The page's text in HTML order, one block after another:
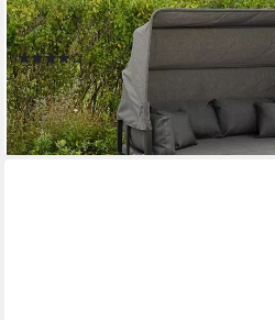
Gartenlounge-Set Argos Insel, 3er
Beistelltischen, inkl. Zierkissen
(5)
688,49 € UVP1.762,90 €
-61%
lieferbar - in 4-5 Werktagen bei dir